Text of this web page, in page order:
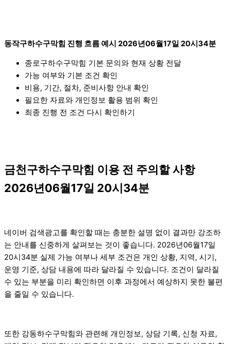
동작구하수구막힘 진행 흐름 예시 2026년06월17일 20시34분
종로구하수구막힘 기본 문의와 현재 상황 전달
가능 여부와 기본 조건 확인
비용, 기간, 절차, 준비사항 안내 확인
필요한 자료와 개인정보 활용 범위 확인
최종 진행 전 조건 다시 확인하기
금천구하수구막힘 이용 전 주의할 사항
2026년06월17일 20시34분
네이버 검색광고를 확인할 때는 충분한 설명 없이 결과만 강조하
는 안내를 신중하게 살펴보는 것이 좋습니다. 2026년06월17일
20시34분 실제 가능 여부나 세부 조건은 개인 상황, 지역, 시기,
운영 기준, 상담 내용에 따라 달라질 수 있습니다. 조건이 달라질
수 있는 부분을 미리 확인하면 이후 과정에서 예상하지 못한 불편
을 줄일 수 있습니다.
또한 강동하수구막힘와 관련해 개인정보, 상담 기록, 신청 자료,